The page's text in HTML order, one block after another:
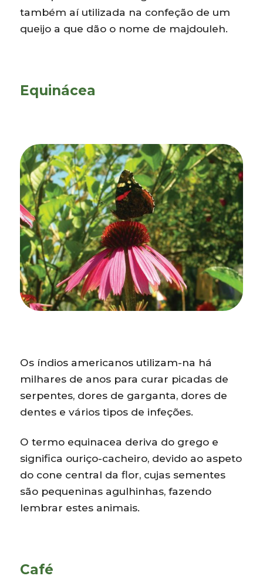
também aí utilizada na confeção de um
queijo a que dão o nome de majdouleh.
Equinácea
Os índios americanos utilizam-na há
milhares de anos para curar picadas de
serpentes, dores de garganta, dores de
dentes e vários tipos de infeções.
O termo equinacea deriva do grego e
significa ouriço-cacheiro, devido ao aspeto
do cone central da flor, cujas sementes
são pequeninas agulhinhas, fazendo
lembrar estes animais.
Café